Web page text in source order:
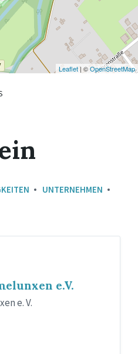
Leaflet | ©OpenStreetMap
UNTERNEHMEN
e.V.
e. V.